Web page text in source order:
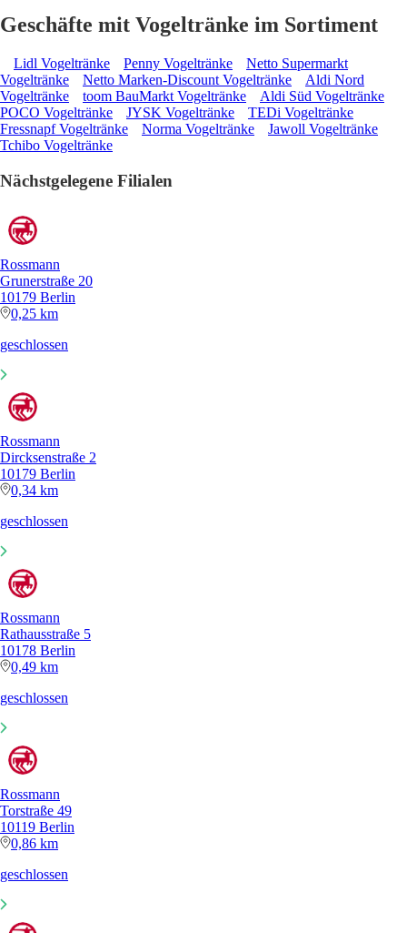
Geschäfte mit Vogeltränke im Sortiment
Lidl Vogeltränke Penny Vogeltränke
Netto Supermarkt
Vogeltränke
Netto Marken-Discount Vogeltränke
Aldi Nord
Vogeltränke
toom BauMarkt Vogeltränke
Aldi Süd Vogeltränke
POCO Vogeltränke
JYSK Vogeltränke
TEDi Vogeltränke
Fressnapf Vogeltränke
Norma Vogeltränke
Jawoll Vogeltränke
Tchibo Vogeltränke
Nächstgelegene Filialen
Rossmann
Grunerstraße 20
10179 Berlin
0,25 km
geschlossen
Rossmann
Dircksenstraße 2
10179 Berlin
0,34 km
geschlossen
Rossmann
Rathausstraße 5
10178 Berlin
0,49 km
geschlossen
Rossmann
Torstraße 49
10119 Berlin
0,86 km
geschlossen